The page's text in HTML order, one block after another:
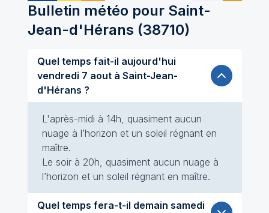
Bulletin météo pour Saint-
Jean-d'Hérans (38710)
Quel temps fait-il aujourd'hui
vendredi 7 aout à Saint-Jean-
d'Hérans ?
L'après-midi à 14h, quasiment aucun
nuage à l’horizon et un soleil régnant en
maître.
Le soir à 20h, quasiment aucun nuage à
l’horizon et un soleil régnant en maître.
Quel temps fera-t-il demain samedi